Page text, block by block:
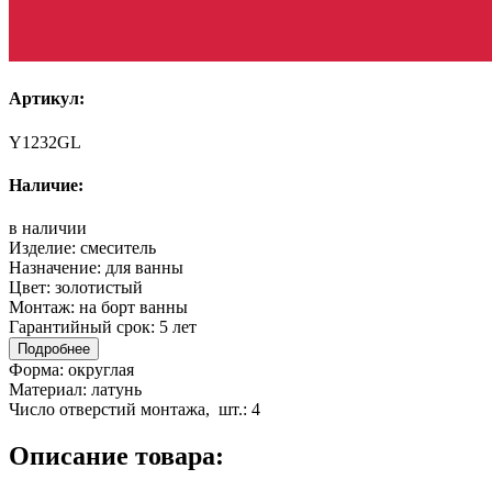
Артикул:
Y1232GL
Наличие:
в наличии
Изделие: смеситель
Назначение: для ванны
Цвет: золотистый
Монтаж: на борт ванны
Гарантийный срок: 5 лет
Подробнее
Форма: округлая
Материал: латунь
Число отверстий монтажа, шт.: 4
Описание товара: